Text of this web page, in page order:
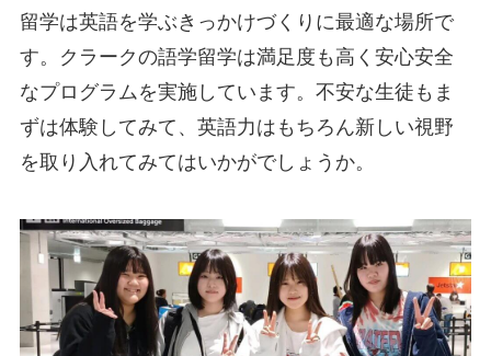
留学は英語を学ぶきっかけづくりに最適な場所で
す。クラークの語学留学は満足度も高く安心安全
なプログラムを実施しています。不安な生徒もま
ずは体験してみて、英語力はもちろん新しい視野
を取り入れてみてはいかがでしょうか。